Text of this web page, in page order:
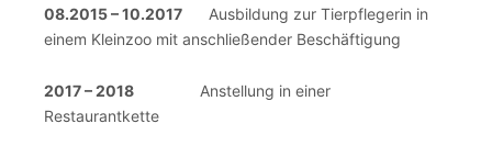
08.2015 – 10.2017 Ausbildung zur Tierpflegerin in
einem Kleinzoo mit anschließender Beschäftigung
2017 – 2018 Anstellung in einer
Restaurantkette